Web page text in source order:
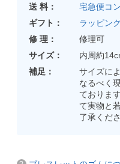
送 料：
宅急便コ
ギフト：
ラッピン
修 理：
修理可
サイズ：
内周約
補足：
サイズに
なるべく
ておりま
て実物と
了承くださ